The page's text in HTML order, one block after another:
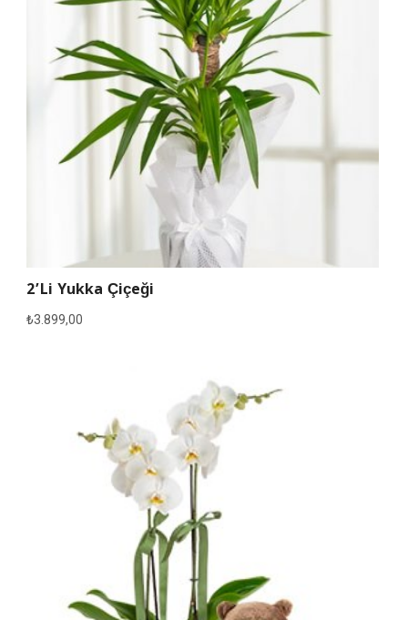
2’li Yukka Çiçeği
₺3.899,00